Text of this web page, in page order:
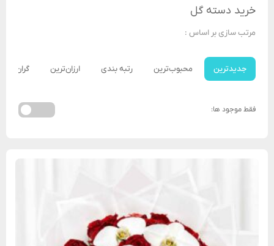
خرید دسته گل
مرتب سازی بر اساس :
جدیدترین محبوب‌ترین رتبه بندی ارزان‌ترین گران‌ترین
فقط موجود ها: